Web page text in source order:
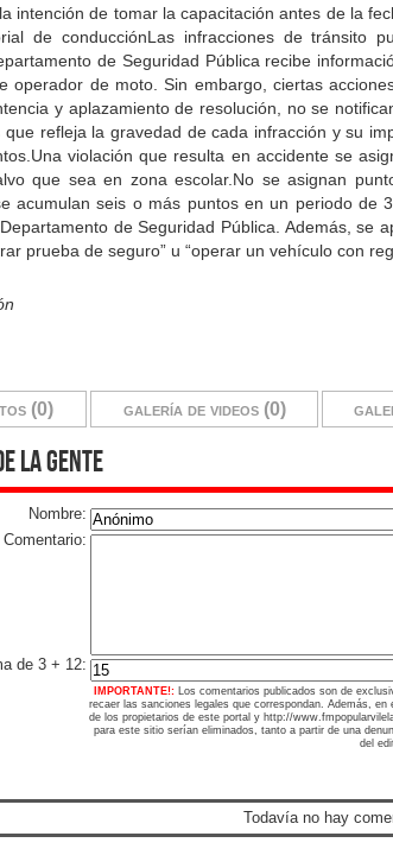
intención de tomar la capacitación antes de la
de conducciónLas infracciones de tránsito
de Seguridad Pública recibe
operador de moto. Sin embargo, ciertas
y aplazamiento de resolución, no se
refleja la gravedad de cada infracción y su
violación que resulta en accidente se
que sea en zona escolar.No se asignan
acumulan seis o más puntos en un periodo
de Seguridad Pública. Además, se
prueba de seguro” u “operar un vehículo con
(0) galería de videos (0)
la gente
Nombre:
Comentario:
de 3 + 12:
IMPORTANTE!:
Los comentarios publicados son de
recaer las sanciones legales que correspondan. Además,
de los propietarios de este portal y http://
para este sitio serían eliminados, tanto a partir de una
del
Todavía no hay